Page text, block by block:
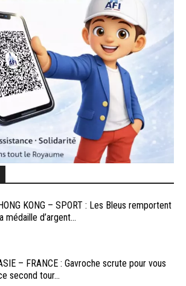
KONG – SPORT : Les Bleus remportent
médaille d’argent...
– FRANCE : Gavroche scrute pour vous
second tour...